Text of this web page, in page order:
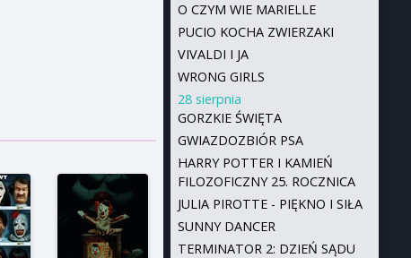
O CZYM WIE MARIELLE
PUCIO KOCHA ZWIERZAKI
VIVALDI I JA
WRONG GIRLS
28 sierpnia
GORZKIE ŚWIĘTA
GWIAZDOZBIÓR PSA
HARRY POTTER I KAMIEŃ
FILOZOFICZNY 25. ROCZNICA
JULIA PIROTTE - PIĘKNO I SIŁA
SUNNY DANCER
TERMINATOR 2: DZIEŃ SĄDU